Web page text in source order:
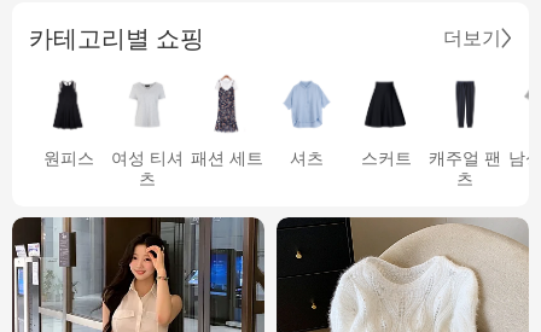
카테고리별 쇼핑 더보기
원피스
여성 티셔
츠
패션 세트 셔츠 스커트
캐주얼 팬
츠
남